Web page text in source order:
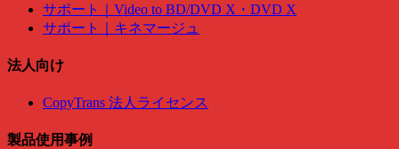
サポート｜Video to BD/DVD X・DVD X
サポート｜キネマージュ
法人向け
CopyTrans 法人ライセンス
製品使用事例